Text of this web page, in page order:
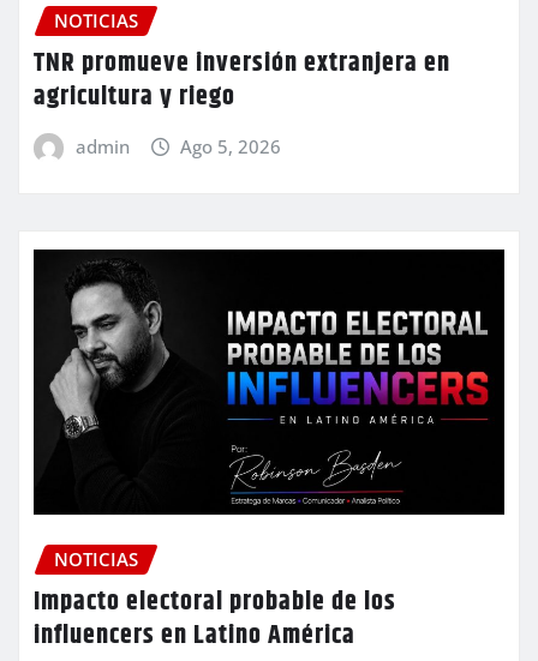
NOTICIAS
TNR promueve inversión extranjera en
agricultura y riego
admin Ago 5, 2026
NOTICIAS
Impacto electoral probable de los
influencers en Latino América